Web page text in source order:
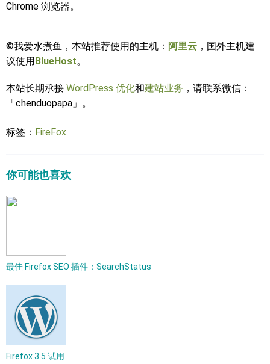
Chrome 浏览器。
©我爱水煮鱼，本站推荐使用的主机： 阿里云 ，国外主机建
议使用BlueHost。
本站长期承接 WordPress 优化和建站业务 ，请联系微信：
「chenduopapa」。
标签： FireFox
你可能也喜欢
最佳 Firefox SEO 插件：SearchStatus
Firefox 3.5 试用